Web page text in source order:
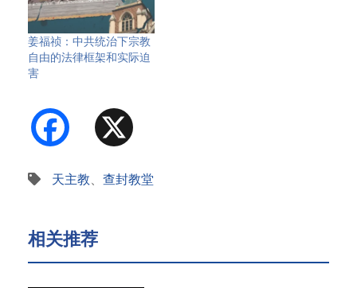
姜福祯：中共统治下宗教
自由的法律框架和实际迫
害
Facebook
天主教、 查封教堂
相关推荐